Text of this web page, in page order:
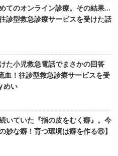
てのオンライン診療。その結果…
診型救急診療サービスを受けた話
た小児救急電話でまさかの回答
血！往診型救急診療サービスを受
めい
いていた『指の皮をむく癖』。今
妙な癖！育つ環境は癖を作る⑧】